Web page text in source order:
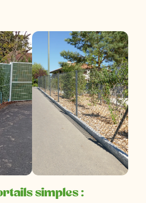
simples :